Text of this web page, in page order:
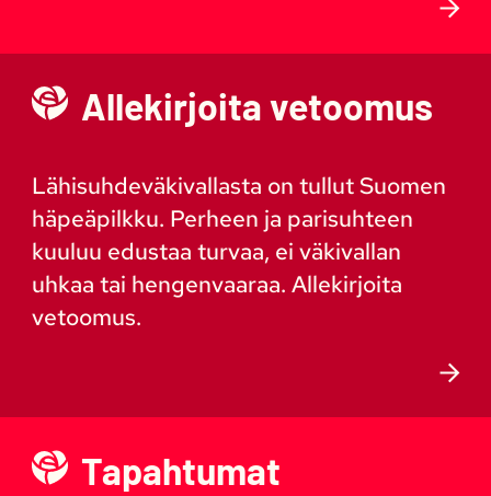
Allekirjoita vetoomus
Lähisuhdeväkivallasta on tullut Suomen
häpeäpilkku. Perheen ja parisuhteen
kuuluu edustaa turvaa, ei väkivallan
uhkaa tai hengenvaaraa. Allekirjoita
vetoomus.
Tapahtumat